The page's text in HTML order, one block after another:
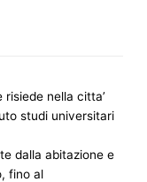
nella citta’
studi universitari
dalla abitazione e
fino al